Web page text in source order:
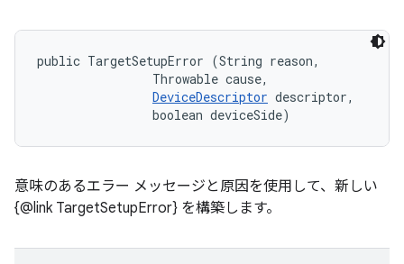
public TargetSetupError (String reason,
                Throwable cause,
DeviceDescriptor descriptor,
                boolean deviceSide)
意味のあるエラー メッセージと原因を使用して、新しい
{@link TargetSetupError} を構築します。